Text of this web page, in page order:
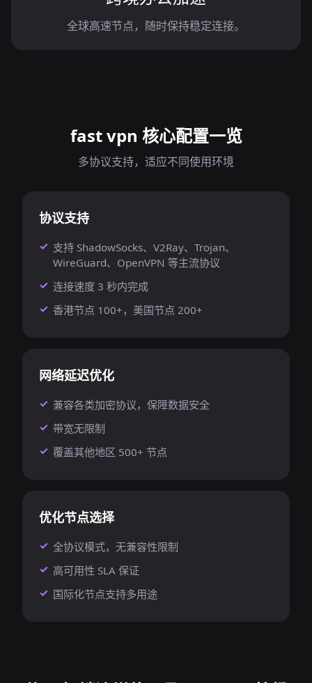
全球高速节点，随时保持稳定连接。
fast vpn 核心配置一览
多协议支持，适应不同使用环境
协议支持
支持 ShadowSocks、V2Ray、Trojan、
WireGuard、OpenVPN 等主流协议
连接速度 3 秒内完成
香港节点 100+，美国节点 200+
网络延迟优化
兼容各类加密协议，保障数据安全
带宽无限制
覆盖其他地区 500+ 节点
优化节点选择
全协议模式，无兼容性限制
高可用性 SLA 保证
国际化节点支持多用途